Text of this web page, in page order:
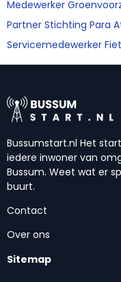
Medewerker
Partner Stichting Para
Servicemedewerker
Bussumstart.nl Het
iedere inwoner van
Bussum. Weet wat er
buurt.
Contact
Over ons
Sitemap